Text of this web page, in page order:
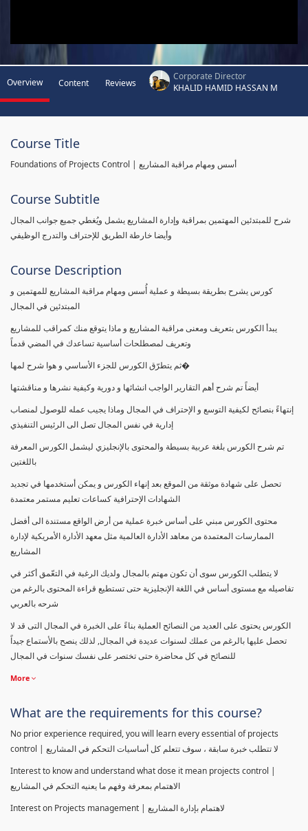
Overview Content Reviews
Corporate Director
KHALID HAMID HASSAN M
Course Title
Foundations of Projects Control | أسس ومهام مراقبة المشاريع
Course Subtitle
شرح للمبتدئين المهتمين بمراقبة وإدارة المشاريع يشمل ويُغطي جميع جوانب المجال
وأيضا خارطة الطريق للإحتراف والتدرج الوظيفي
Course Description
كورس يشرح بطريقة بسيطة و عملية أُسس ومهام مراقبة المشاريع للمهتمين و
المبتدئين في المجال
يبدأ الكورس بتعريف ومعنى مراقبة المشاريع و ماذا يتوقع منك كمراقب للمشاريع
وتعريف لمصطلحات أساسية تساعدك في المضي قدماً
ثم يتطرّق الكورس للجزء الأساسي و هوا شرح لمها�
أيضاً تم شرح أهم التقارير الواجب انشائها و دورية وكيفية نشرها و مناقشتها
إنتهاءً بنصائح لكيفية التوسع و الإحتراف في المجال وماذا يجيب عمله للوصول لمنصاب
إدارية في نفس المجال تصل الى الرئيس التنفيذي
تم شرح الكورس بلغة عربية بسيطة والمحتوى بالإنجليزي ليشمل الكورس المعرفة
باللغتين
تحصل على شهادة موثقة من الموقع بعد إنهاء الكورس و يمكن أستخدمها في تجديد
الشهادات الإحترافية كساعات تعليم مستمر معتمدة
محتوى الكورس مبني على أساس خبرة عملية من أرض الواقع مستندة الى أفضل
الممارسات المعتمدة من معاهد الأدارة العالمية مثل معهد الأدارة الأمريكية لإدارة
المشاريع
لا يتطلب الكورس سوى أن تكون مهتم بالمجال ولديك الرغبة في التعّمق أكثر في
تفاصيله مع مستوى أساس في اللغة الإنجليزية حتى تستطيع قراءة المحتوى بالرغم من
شرحه بالعربي
الكورس يحتوى على العديد من النصائح العملية بناءً على الخبرة في المجال التى قد لا
تحصل عليها بالرغم من عملك لسنوات عديدة في المجال, لذلك ينصح بالأستماع جيداً
للنصائح في كل محاضرة حتى تختصر على نفسك سنوات في المجال
More
What are the requirements for this course?
No prior experience required, you will learn every essential of projects
control | لا تتطلب خبرة سابقة ، سوف تتعلم كل أساسيات التحكم في المشاريع
Interest to know and understand what dose it mean projects control |
الاهتمام بمعرفة وفهم ما يعنيه التحكم في المشاريع
Interest on Projects management | لاهتمام بإدارة المشاريع